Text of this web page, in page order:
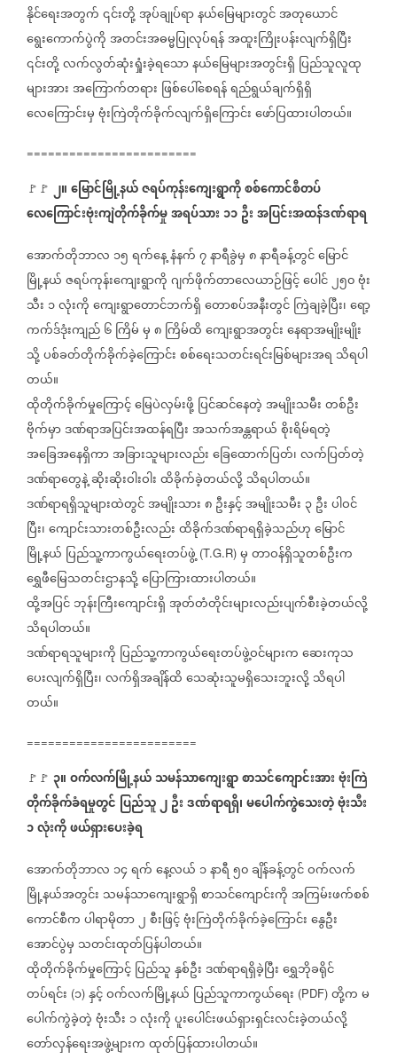
နိုင်ရေးအတွက်၎င်းတို့အုပ်ချုပ်ရာနယ်မြေများတွင်အတုယောင်
ရွေးကောက်ပွဲကိုအတင်းအဓမ္မပြုလုပ်ရန်အထူးကြိုးပန်းလျက်ရှိပြီး
၎င်းတို့လက်လွတ်ဆုံးရှုံးခဲ့ရသောနယ်မြေများအတွင်းရှိ ပြည်သူလူထု
များအားအကြောက်တရား ဖြစ်ပေါ်စေရန်ရည်ရွယ်ချက်ရှိရှိ
လေကြောင်းမှဗုံးကြဲတိုက်ခိုက်လျက်ရှိကြောင်းဖော်ပြထားပါတယ်။
========================
🚩🚩 ၂။မြောင်မြို့နယ်ဇရပ်ကုန်းကျေးရွာကိုစစ်ကောင်စီတပ်
လေကြောင်းဗုံးကျဲတိုက်ခိုက်မှုအရပ်သား၁၁ဦးအပြင်းအထန်ဒဏ်ရာရ
အောက်တိုဘာလ ၁၅ရက်နေ့နံနက်၇နာရီခွဲမှ၈နာရီခန့်တွင်မြောင်
မြို့နယ်ဇရပ်ကုန်းကျေးရွာကိုဂျက်ဖိုက်တာလေယာဉ်ဖြင့်ပေါင်၂၅၀ဗုံး
သီး ၁လုံးကိုကျေးရွာတောင်ဘက်ရှိတောစပ်အနီးတွင်ကြဲချခဲ့ပြီး၊ရော့
ကက်ဒ်ဒုံးကျည်၆ကြိမ်မှ၈ကြိမ်ထိကျေးရွာအတွင်းနေရာအမျိုးမျိုး
သို့ပစ်ခတ်တိုက်ခိုက်ခဲ့ကြောင်းစစ်ရေးသတင်းရင်းမြစ်များအရ သိရပါ
တယ်။
ထိုတိုက်ခိုက်မှုကြောင့်မြေပဲလှမ်းဖို့ပြင်ဆင်နေတဲ့အမျိုးသမီးတစ်ဦး
ဗိုက်မှာဒဏ်ရာအပြင်းအထန်ရပြီးအသက်အန္တရာယ်စိုးရိမ်ရတဲ့
အခြေအနေရှိကာအခြားသူများလည်းခြေထောက်ပြတ်၊လက်ပြတ်တဲ့
ဒဏ်ရာတွေနဲ့ဆိုးဆိုးဝါးဝါးထိခိုက်ခဲ့တယ်လို့သိရပါတယ်။
ဒဏ်ရာရရှိသူများထဲတွင်အမျိုးသား၈ဦးနှင့်အမျိုးသမီး ၃ဦးပါဝင်
ပြီး၊ကျောင်းသားတစ်ဦးလည်းထိခိုက်ဒဏ်ရာရရှိခဲ့သည်ဟုမြောင်
မြို့နယ် ပြည်သူ့ကာကွယ်ရေးတပ်ဖွဲ့ (T.G.R) မှတာဝန်ရှိသူတစ်ဦးက
ရွှေဖီမြေသတင်းဌာနသို့ပြောကြားထားပါတယ်။
ထို့အပြင်ဘုန်းကြီးကျောင်းရှိအုတ်တံတိုင်းများလည်းပျက်စီးခဲ့တယ်လို့
သိရပါတယ်။
ဒဏ်ရာရသူများကို ပြည်သူ့ကာကွယ်ရေးတပ်ဖွဲ့ဝင်များကဆေးကုသ
ပေးလျက်ရှိပြီး၊လက်ရှိအချိန်ထိသေဆုံးသူမရှိသေးဘူးလို့သိရပါ
တယ်။
========================
🚩🚩 ၃။ဝက်လက်မြို့နယ်သမန်သာကျေးရွာစာသင်ကျောင်းအားဗုံးကြဲ
တိုက်ခိုက်ခံရမှုတွင် ပြည်သူ၂ဦးဒဏ်ရာရရှိ၊မပေါက်ကွဲသေးတဲ့ဗုံးသီး
၁လုံးကိုဖယ်ရှားပေးခဲ့ရ
အောက်တိုဘာလ ၁၄ရက်နေ့လယ် ၁နာရီ၅၀ချိန်ခန့်တွင်ဝက်လက်
မြို့နယ်အတွင်း သမန်သာကျေးရွာရှိစာသင်ကျောင်းကိုအကြမ်းဖက်စစ်
ကောင်စီကပါရာမိုတာ၂စီးဖြင့်ဗုံးကြဲတိုက်ခိုက်ခဲ့ကြောင်းနွေဦး
အောင်ပွဲမှ သတင်းထုတ်ပြန်ပါတယ်။
ထိုတိုက်ခိုက်မှုကြောင့်ပြည်သူနှစ်ဦးဒဏ်ရာရရှိခဲ့ပြီးရွှေဘိုခရိုင်
တပ်ရင်း (၁) နှင့်ဝက်လက်မြို့နယ် ပြည်သူကာကွယ်ရေး (PDF) တို့ကမ
ပေါက်ကွဲခဲ့တဲ့ဗုံးသီး ၁လုံးကိုပူးပေါင်းဖယ်ရှားရှင်းလင်းခဲ့တယ်လို့
တော်လှန်ရေးအဖွဲ့များကထုတ်ပြန်ထားပါတယ်။